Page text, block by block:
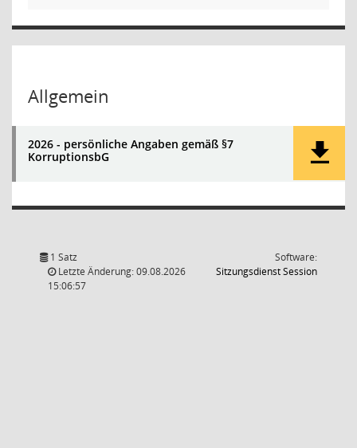
Allgemein
2026 - persönliche Angaben gemäß §7
KorruptionsbG
1 Satz
Letzte Änderung: 09.08.2026
15:06:57
Software:
SitzungsdienstSession(Wird in